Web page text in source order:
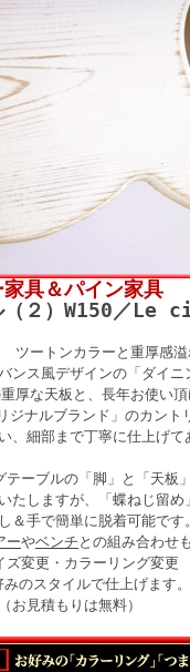
具＆パイン家具
（２）W150／Le
ツートンカラーと重厚感溢
ンス風デザインの「ダイ
厚な天板と、長年お使い
ナルブランド」のカント
、細部まで丁寧に仕上げて
ーブルの「脚」と「天板
たしますが、「蝶ねじ留め
手で簡単に脱着可能です。
ーやベンチ との組み合わせ
ズ変更・カラーリング変更
スタイルで仕上げます。
見積もりは無料）